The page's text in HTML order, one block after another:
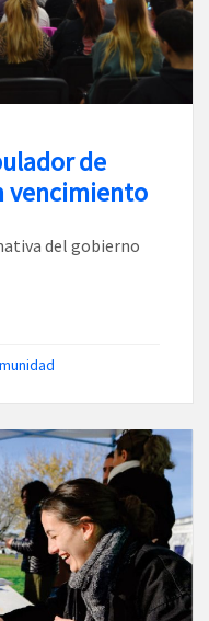
de
vencimiento
del gobierno